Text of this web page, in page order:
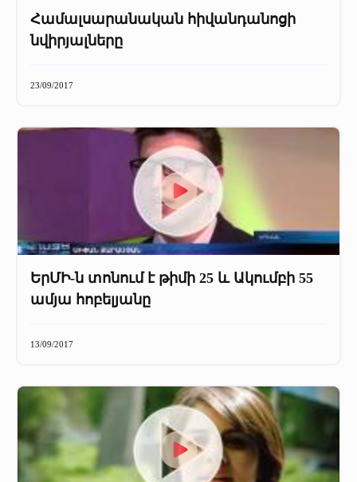
Համալսարանական հիվանդանոցի
նվիրյալները
23/09/2017
ԵրՄԻ-ն տոնում է թիմի 25 և Ակումբի 55
ամյա հոբելյանը
13/09/2017